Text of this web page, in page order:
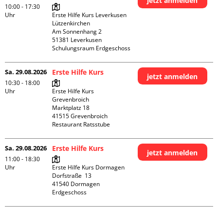
10:00 - 17:30
Uhr
Erste Hilfe Kurs Leverkusen
Lützenkirchen
Am Sonnenhang 2
51381 Leverkusen
Schulungsraum Erdgeschoss
Sa. 29.08.2026
10:30 - 18:00
Uhr
Erste Hilfe Kurs
Erste Hilfe Kurs
Grevenbroich
Marktplatz 18
41515 Grevenbroich
Restaurant Ratsstube
jetzt anmelden
Sa. 29.08.2026
11:00 - 18:30
Uhr
Erste Hilfe Kurs
Erste Hilfe Kurs Dormagen
Dorfstraße  13
41540 Dormagen
Erdgeschoss
jetzt anmelden